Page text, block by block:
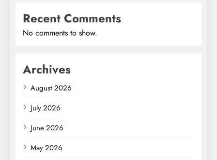
Recent Comments
No comments to show.
Archives
August 2026
July 2026
June 2026
May 2026